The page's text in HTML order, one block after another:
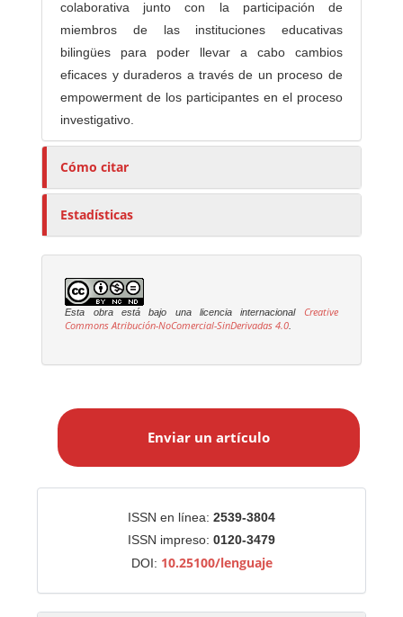
colaborativa junto con la participación de
miembros de las instituciones educativas
bilingües para poder llevar a cabo cambios
eficaces y duraderos a través de un proceso de
empowerment de los participantes en el proceso
investigativo.
Cómo citar
Estadísticas
Esta obra está bajo una licencia internacional
Creative
Commons Atribución-NoComercial-SinDerivadas 4.0
a
r
Enviar un artículo
ISSN en línea: 2539-3804
ISSN impreso: 0120-3479
DOI: 10.25100/lenguaje